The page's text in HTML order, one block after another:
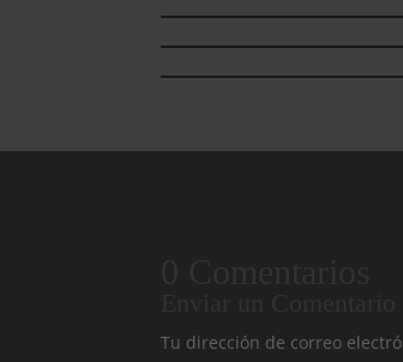
Tu dirección de correo